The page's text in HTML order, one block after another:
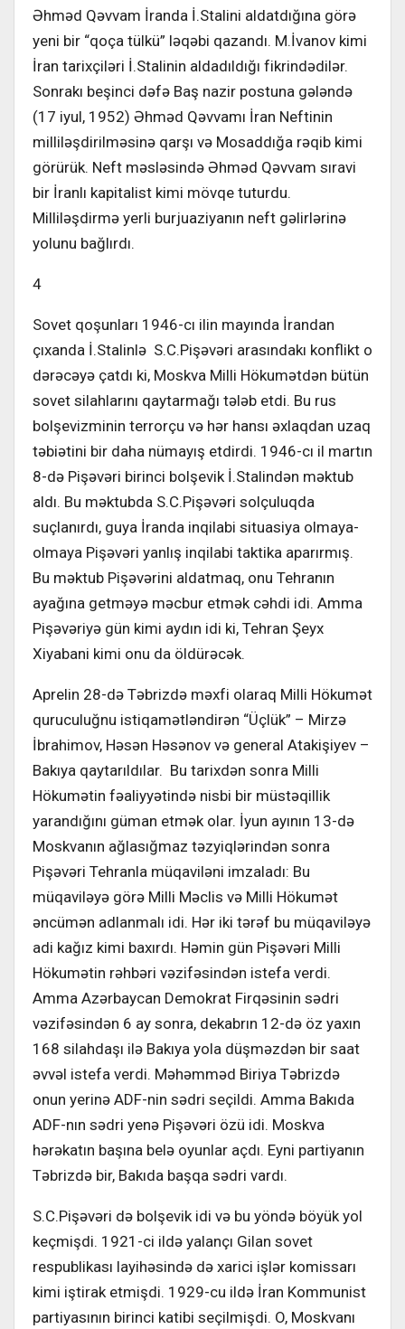
Əhməd Qəvvam İranda İ.Stalini aldatdığına görə
yeni bir “qoça tülkü” ləqəbi qazandı. M.İvanov kimi
İran tarixçiləri İ.Stalinin aldadıldığı fikrindədilər.
Sonrakı beşinci dəfə Baş nazir postuna gələndə
(17 iyul, 1952) Əhməd Qəvvamı İran Neftinin
milliləşdirilməsinə qarşı və Mosaddığa rəqib kimi
görürük. Neft məsləsində Əhməd Qəvvam sıravi
bir İranlı kapitalist kimi mövqe tuturdu.
Milliləşdirmə yerli burjuaziyanın neft gəlirlərinə
yolunu bağlırdı.
4
Sovet qoşunları 1946-cı ilin mayında İrandan
çıxanda İ.Stalinlə S.C.Pişəvəri arasındakı konflikt o
dərəcəyə çatdı ki, Moskva Milli Hökumətdən bütün
sovet silahlarını qaytarmağı tələb etdi. Bu rus
bolşevizminin terrorçu və hər hansı əxlaqdan uzaq
təbiətini bir daha nümayış etdirdi. 1946-cı il martın
8-də Pişəvəri birinci bolşevik İ.Stalindən məktub
aldı. Bu məktubda S.C.Pişəvəri solçuluqda
suçlanırdı, guya İranda inqilabi situasiya olmaya-
olmaya Pişəvəri yanlış inqilabi taktika aparırmış.
Bu məktub Pişəvərini aldatmaq, onu Tehranın
ayağına getməyə məcbur etmək cəhdi idi. Amma
Pişəvəriyə gün kimi aydın idi ki, Tehran Şeyx
Xiyabani kimi onu da öldürəcək.
Aprelin 28-də Təbrizdə məxfi olaraq Milli Hökumət
quruculuğnu istiqamətləndirən “Üçlük” – Mirzə
İbrahimov, Həsən Həsənov və general Atakişiyev –
Bakıya qaytarıldılar. Bu tarixdən sonra Milli
Hökumətin fəaliyyətində nisbi bir müstəqillik
yarandığını güman etmək olar. İyun ayının 13-də
Moskvanın ağlasığmaz təzyiqlərindən sonra
Pişəvəri Tehranla müqaviləni imzaladı: Bu
müqaviləyə görə Milli Məclis və Milli Hökumət
əncümən adlanmalı idi. Hər iki tərəf bu müqaviləyə
adi kağız kimi baxırdı. Həmin gün Pişəvəri Milli
Hökumətin rəhbəri vəzifəsindən istefa verdi.
Amma Azərbaycan Demokrat Firqəsinin sədri
vəzifəsindən 6 ay sonra, dekabrın 12-də öz yaxın
168 silahdaşı ilə Bakıya yola düşməzdən bir saat
əvvəl istefa verdi. Məhəmməd Biriya Təbrizdə
onun yerinə ADF-nin sədri seçildi. Amma Bakıda
ADF-nın sədri yenə Pişəvəri özü idi. Moskva
hərəkatın başına belə oyunlar açdı. Eyni partiyanın
Təbrizdə bir, Bakıda başqa sədri vardı.
S.C.Pişəvəri də bolşevik idi və bu yöndə böyük yol
keçmişdi. 1921-ci ildə yalançı Gilan sovet
respublikası layihəsində də xarici işlər komissarı
kimi iştirak etmişdi. 1929-cu ildə İran Kommunist
partiyasının birinci katibi seçilmişdi. O, Moskvanı